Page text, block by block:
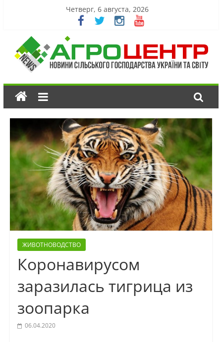
Четверг, 6 августа, 2026
ЖИВОТНОВОДСТВО
Коронавирусом
заразилась тигрица из
зоопарка
06.04.2020